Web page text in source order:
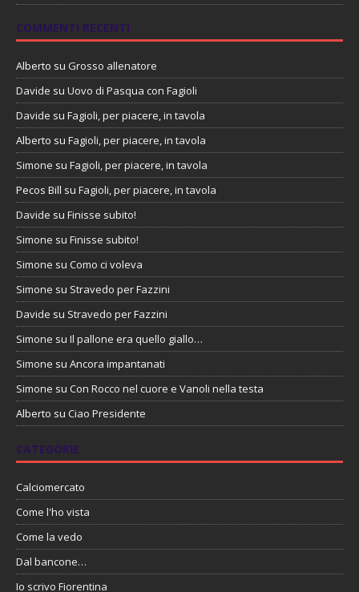
COMMENTI RECENTI
Alberto su Grosso allenatore
Davide su Uovo di Pasqua con Fagioli
Davide su Fagioli, per piacere, in tavola
Alberto su Fagioli, per piacere, in tavola
Simone su Fagioli, per piacere, in tavola
Pecos Bill su Fagioli, per piacere, in tavola
Davide su Finisse subito!
Simone su Finisse subito!
Simone su Como ci voleva
Simone su Stravedo per Fazzini
Davide su Stravedo per Fazzini
Simone su Il pallone era quello giallo…
Simone su Ancora impantanati
Simone su Con Rocco nel cuore e Vanoli nella testa
Alberto su Ciao Presidente
CATEGORIE
Calciomercato
Come l'ho vista
Come la vedo
Dal bancone…
Io scrivo Fiorentina